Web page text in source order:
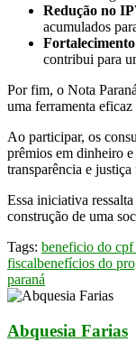
Redução no
acumulados
contribui para
Por fim, o Nota
uma ferramenta
Ao participar, os
prêmios em dinheiro
transparência e
Essa iniciativa
construção de uma
Tags: beneficio do cpf
fiscalbenefícios do
paraná
Abquesia Farias